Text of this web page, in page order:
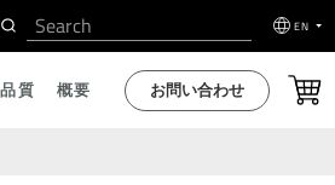
EN
品質 概要 お問い合わせ